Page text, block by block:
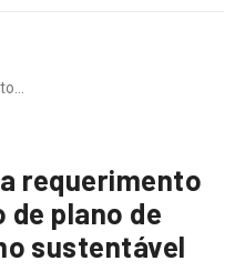
plano de
sustentável